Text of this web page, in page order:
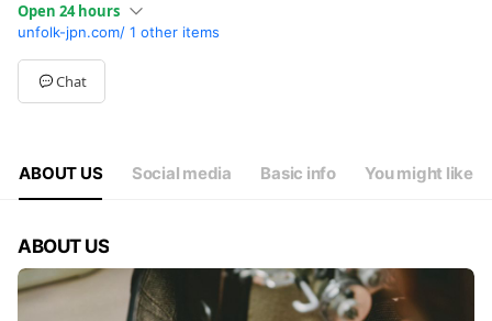
Open 24 hours
Sun00:00 - 00:00
Mon00:00 - 00:00
Tue00:00 - 00:00
Wed00:00 - 00:00
unfolk-jpn.com/ 1 other items
Chat
ABOUT US Social media Basic info You might like
ABOUT US